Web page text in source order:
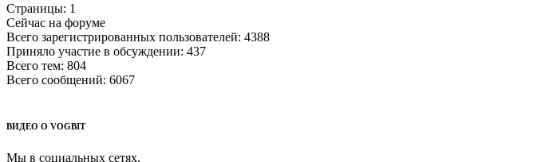
Страницы: 1
Сейчас на форуме
Всего зарегистрированных пользователей: 4388
Приняло участие в обсуждении: 437
Всего тем: 804
Всего сообщений: 6067
ВИДЕО О VOGBIT
Мы в социальных сетях.